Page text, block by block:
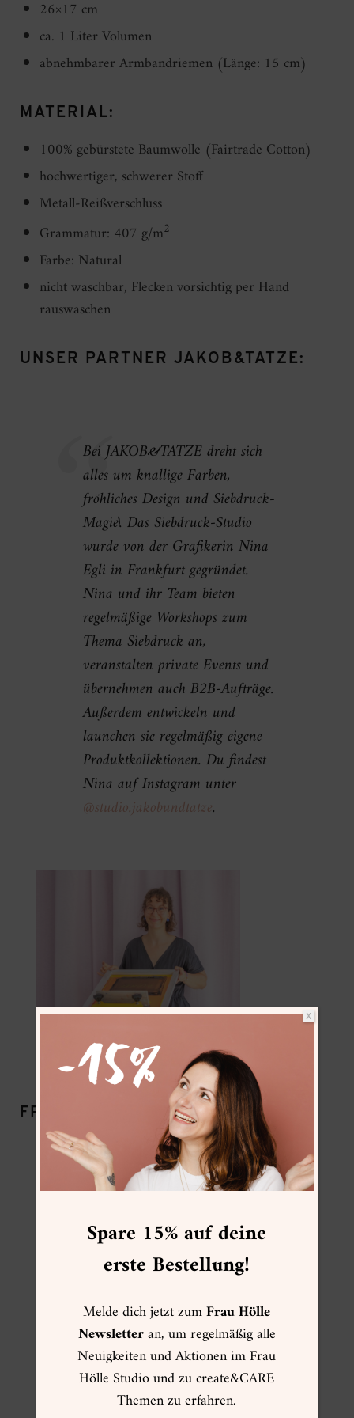
26×17 cm
ca. 1 Liter Volumen
abnehmbarer Armbandriemen (Länge: 15 cm)
MATERIAL:
100% gebürstete Baumwolle (Fairtrade Cotton)
hochwertiger, schwerer Stoff
Metall-Reißverschluss
Grammatur: 407 g/m2
Farbe: Natural
nicht waschbar, Flecken vorsichtig per Hand
rauswaschen
UNSER PARTNER JAKOB&TATZE:
Bei JAKOB&TATZE dreht sich
alles um knallige Farben,
fröhliches Design und Siebdruck-
Magie! Das Siebdruck-Studio
wurde von der Grafikerin Nina
Egli in Frankfurt gegründet.
Nina und ihr Team bieten
regelmäßige Workshops zum
Thema Siebdruck an,
veranstalten private Events und
übernehmen auch B2B-Aufträge.
Außerdem entwickeln und
launchen sie regelmäßig eigene
Produktkollektionen. Du findest
Nina auf Instagram unter
@studio.jakobundtatze.
FRAU HÖLLE EMPFEHLUNG:
“Create Everywhere” ist das Revival
meines “Letter Lover” Stiftemäppchens
und in vielerlei Hinsicht eine
zeitgemäße Weiterentwicklung davon –
denn mittlerweile bewahre ich nicht
sondern auch alle Aquarell- und
Mixed Media-Materialien für
unterwegs. Das Mäppchen hat also
nicht nur ein Design- sondern auch
ein Funktionsupdate (inkl. mehr
Spare 15% auf deine
erste Bestellung!
Melde dich jetzt zumFrau Hölle
Newsletteran, um regelmäßig alle
Neuigkeiten und Aktionen im Frau
Hölle Studio und zu create&CARE
Themen zu erfahren.
X